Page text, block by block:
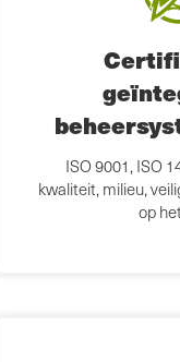
ISO 9001, ISO
kwaliteit, milieu,
op